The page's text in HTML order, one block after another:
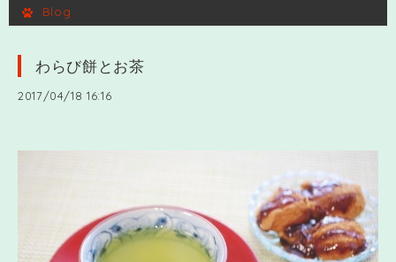
Blog
わらび餅とお茶
2017/04/18 16:16